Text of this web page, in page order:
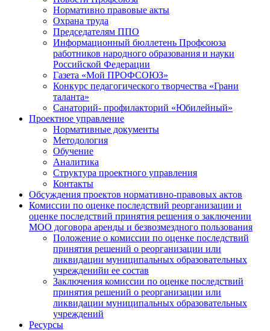
Нормативно правовые акты
Охрана труда
Председателям ППО
Информационный бюллетень Профсоюза
работников народного образования и науки
Российской Федерации
Газета «Мой ПРОФСОЮЗ»
Конкурс педагогического творчества «Грани
таланта»
Санаторий- профилакторий «Юбилейный»
Проектное управление
Нормативные документы
Методология
Обучение
Аналитика
Структура проектного управления
Контакты
Обсуждения проектов нормативно-правовых актов
Комиссии по оценке последствий реорганизации и
оценке последствий принятия решения о заключении
МОО договора аренды и безвозмездного пользования
Положение о комиссии по оценке последствий
принятия решений о реорганизации или
ликвидации муниципальных образовательных
учрежденийи ее состав
Заключения комиссии по оценке последствий
принятия решений о реорганизации или
ликвидации муниципальных образовательных
учреждений
Ресурсы